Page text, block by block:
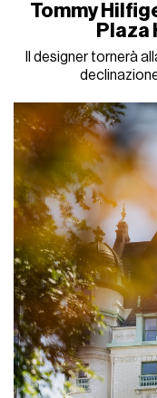
Tommy
Plaza
Il designer tornerà